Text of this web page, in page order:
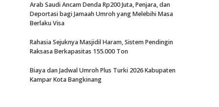
Arab Saudi Ancam Denda Rp200 Juta, Penjara, dan
Deportasi bagi Jamaah Umroh yang Melebihi Masa
Berlaku Visa
Rahasia Sejuknya Masjidil Haram, Sistem Pendingin
Raksasa Berkapasitas 155.000 Ton
Biaya dan Jadwal Umroh Plus Turki 2026 Kabupaten
Kampar Kota Bangkinang